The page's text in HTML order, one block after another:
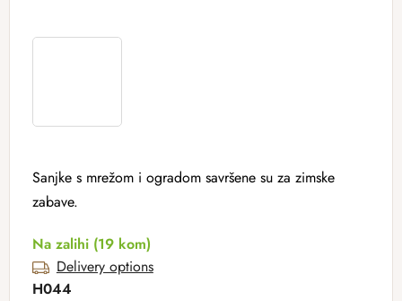
Sanjke s mrežom i ogradom savršene su za zimske
zabave.
Na zalihi (19 kom)
Delivery options
H044